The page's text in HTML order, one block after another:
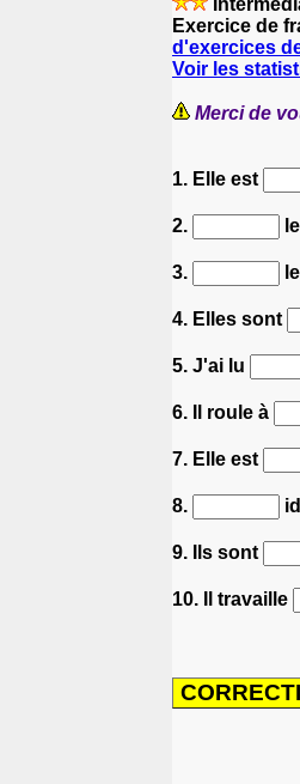
Exercice de
d'exercices
Voir les
Merci de
1. Elle est
2.
3.
4. Elles sont
5. J'ai lu
6. Il roule à
7. Elle est
8.
9. Ils sont
10. Il travaille